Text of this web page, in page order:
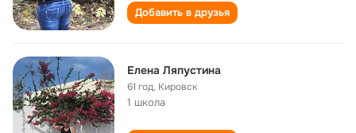
Добавить в друзья
Елена Ляпустина
61 год, Кировск
1 школа